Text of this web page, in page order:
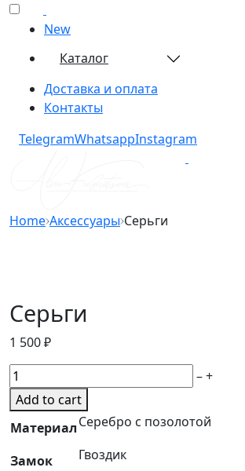
New
Каталог
Доставка и оплата
Контакты
Telegram​Whatsapp​Instagram​
Home Аксессуары Серьги
Серьги
1 500₽
Серьги
quantity
–+
Add to cart
МатериалСеребро с позолотой
Замок Гвоздик